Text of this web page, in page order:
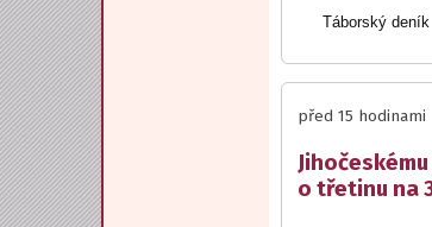
Táborský deník
před 15 hodinami
o třetinu na